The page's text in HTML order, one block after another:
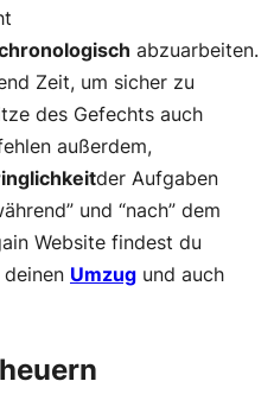
abzuarbeiten.
Zeit, um sicher zu
des Gefechts auch
außerdem,
der Aufgaben
und “nach” dem
Website findest du
Umzug und auch